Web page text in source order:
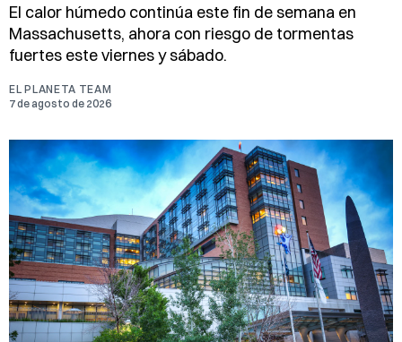
El calor húmedo continúa este fin de semana en
Massachusetts, ahora con riesgo de tormentas
fuertes este viernes y sábado.
EL PLANETA TEAM
7 de agosto de 2026